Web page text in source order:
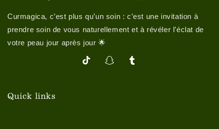
Curmagica, c’est plus qu’un soin : c’est une invitation à
prendre soin de vous naturellement et à révéler l’éclat de
votre peau jour après jour 🌟
TikTok SnapchatTumblr
Quick links